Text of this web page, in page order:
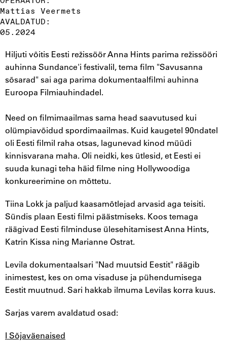
Mattias Veermets
AVALDATUD:
05.2024
Hiljuti võitis Eesti režissöör Anna Hints parima režissööri
auhinna Sundance'i festivalil, tema film "Savusanna
sõsarad" sai aga parima dokumentaalfilmi auhinna
Euroopa Filmiauhindadel.
Need on filmimaailmas sama head saavutused kui
olümpiavõidud spordimaailmas. Kuid kaugetel 90ndatel
oli Eesti filmil raha otsas, lagunevad kinod müüdi
kinnisvarana maha. Oli neidki, kes ütlesid, et Eesti ei
suuda kunagi teha häid filme ning Hollywoodiga
konkureerimine on mõttetu.
Tiina Lokk ja paljud kaasamõtlejad arvasid aga teisiti.
Sündis plaan Eesti filmi päästmiseks. Koos temaga
räägivad Eesti filminduse ülesehitamisest Anna Hints,
Katrin Kissa ning Marianne Ostrat.
Levila dokumentaalsari "Nad muutsid Eestit" räägib
inimestest, kes on oma visaduse ja pühendumisega
Eestit muutnud. Sari hakkab ilmuma Levilas korra kuus.
Sarjas varem avaldatud osad:
I Sõjaväenaised